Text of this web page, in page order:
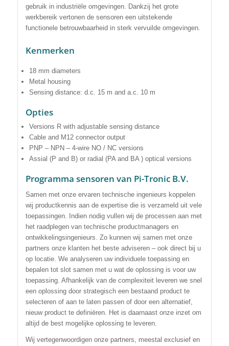
gebruik in industriële omgevingen. Dankzij het grote
werkbereik vertonen de sensoren een uitstekende
functionele betrouwbaarheid in sterk vervuilde omgevingen.
Kenmerken
18 mm diameters
Metal housing
Sensing distance: d.c. 15 m and a.c. 10 m
Opties
Versions R with adjustable sensing distance
Cable and M12 connector output
PNP – NPN – 4-wire NO / NC versions
Assial (P and B) or radial (PA and BA ) optical versions
Programma sensoren van Pi-Tronic B.V.
Samen met onze ervaren technische ingenieurs koppelen
wij productkennis aan de expertise die is verzameld uit vele
toepassingen. Indien nodig vullen wij de processen aan met
het raadplegen van technische productmanagers en
ontwikkelingsingenieurs. Zo kunnen wij samen met onze
partners onze klanten het beste adviseren – ook direct bij u
op locatie. We analyseren uw individuele toepassing en
bepalen tot slot samen met u wat de oplossing is voor uw
toepassing. Afhankelijk van de complexiteit leveren we snel
een oplossing door strategisch een bestaand product te
selecteren of aan te laten passen of door een alternatief,
nieuw product te definiëren. Het is daarnaast onze inzet om
altijd de best mogelijke oplossing te leveren.
Wij vertegenwoordigen onze partners, meestal exclusief en